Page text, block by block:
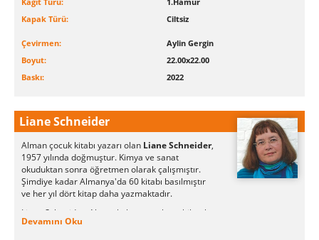
Kapak Türü:
Ciltsiz
Çevirmen:
Aylin Gergin
Boyut:
22.00x22.00
Baskı:
2022
Liane Schneider
Alman çocuk kitabı yazarı olan Liane Schneider,
1957 yılında doğmuştur. Kimya ve sanat
okuduktan sonra öğretmen olarak çalışmıştır.
Şimdiye kadar Almanya'da 60 kitabı basılmıştır
ve her yıl dört kitap daha yazmaktadır.
Liane Schneider, Alman kültürünü aktarabilmek
için Conni kitapları Amerikan üniversitelerinde
Devamını Oku